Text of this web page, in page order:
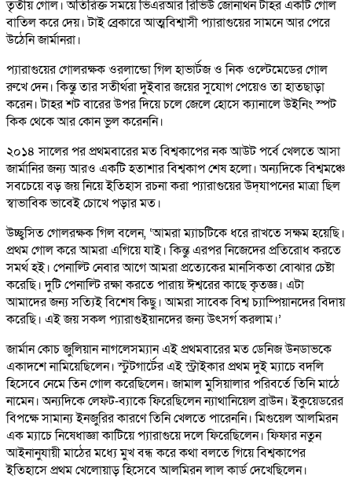
তৃতীয় গোল। অতিরিক্ত সময়ে ভিএরআর রিভিউ জোনাথন টাহর একটি গোল
বাতিল করে দেয়। টাই ব্রেকারে আত্মবিশ্বাসী প্যারাগুয়ের সামনে আর পেরে
উঠেনি জার্মানরা।
প্যারাগুয়ের গোলরক্ষক ওরলান্ডো গিল হাভার্টজ ও নিক ওল্টেমেডের গোল
রুখে দেন। কিন্তু তার সতীর্থরা দুইবার জয়ের সুযোগ পেয়েও তা হাতছাড়া
করেন। টাহর শট বারের উপর দিয়ে চলে জেলে হোসে ক্যানালে উইনিং স্পট
কিক থেকে আর কোন ভুল করেননি।
২০১৪ সালের পর প্রথমবারের মত বিশ্বকাপের নক আউট পর্বে খেলতে আসা
জার্মানির জন্য আরও একটি হতাশার বিশ্বকাপ শেষ হলো। অন্যদিকে বিশ্বমঞ্চে
সবচেয়ে বড় জয় নিয়ে ইতিহাস রচনা করা প্যারাগুয়ের উদ্‌যাপনের মাত্রা ছিল
স্বাভাবিক ভাবেই চোখে পড়ার মত।
উচ্ছ্বসিত গোলরক্ষক গিল বলেন, ‘আমরা ম্যাচটিকে ধরে রাখতে সক্ষম হয়েছি।
প্রথম গোল করে আমরা এগিয়ে যাই। কিন্তু এরপর নিজেদের প্রতিরোধ করতে
সমর্থ হই। পেনাল্টি নেবার আগে আমরা প্রত্যেকের মানসিকতা বোঝার চেষ্টা
করেছি। দুটি পেনাল্টি রক্ষা করতে পারায় ঈশ্বরের কাছে কৃতজ্ঞ। এটা
আমাদের জন্য সত্যিই বিশেষ কিছু। আমরা সাবেক বিশ্ব চ্যাম্পিয়ানদের বিদায়
করেছি। এই জয় সকল প্যারাগুইয়ানদের জন্য উৎসর্গ করলাম।’
জার্মান কোচ জুলিয়ান নাগলেসম্যান এই প্রথমবারের মত ডেনিজ উনডাভকে
একাদশে নামিয়েছিলেন। স্টুটগার্টের এই স্ট্রাইকার প্রথম দুই ম্যাচে বদলি
হিসেবে নেমে তিন গোল করেছিলেন। জামাল মুসিয়ালার পরিবর্তে তিনি মাঠে
নামেন। অন্যদিকে লেফট-ব্যাকে ফিরেছিলেন ন্যাথানিয়েল ব্রাউন। ইকুয়েডরের
বিপক্ষে সামান্য ইনজুরির কারণে তিনি খেলতে পারেননি। মিগুয়েল আলমিরন
এক ম্যাচে নিষেধাজ্ঞা কাটিয়ে প্যারাগুয়ে দলে ফিরেছিলেন। ফিফার নতুন
আইনানুযায়ী মাঠের মধ্যে মুখ বন্ধ করে কথা বলতে গিয়ে বিশ্বকাপের
ইতিহাসে প্রথম খেলোয়াড় হিসেবে আলমিরন লাল কার্ড দেখেছিলেন।